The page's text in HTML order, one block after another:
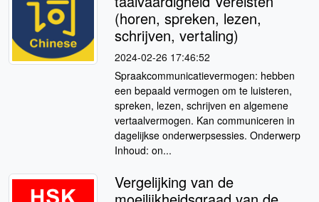
(horen, spreken, lezen,
schrijven, vertaling)
2024-02-26 17:46:52
Spraakcommunicatievermogen: hebben
een bepaald vermogen om te luisteren,
spreken, lezen, schrijven en algemene
vertaalvermogen. Kan communiceren in
dagelijkse onderwerpsessies. Onderwerp
Inhoud: on...
Vergelijking van de